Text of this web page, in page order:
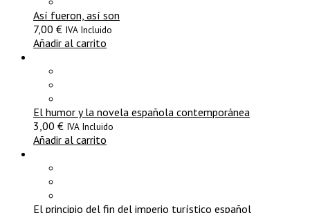
Así fueron, así son
7,00 € IVA Incluido
Añadir al carrito
El humor y la novela española contemporánea
3,00 € IVA Incluido
Añadir al carrito
El principio del fin del imperio turístico español